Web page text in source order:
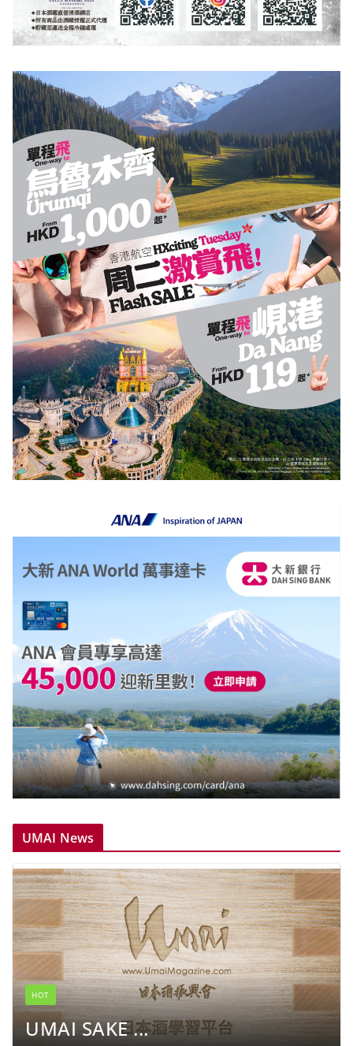
UMAI News
HOT
UMAI SAKE ...